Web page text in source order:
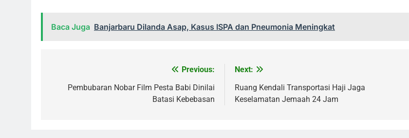
Baca Juga Banjarbaru Dilanda Asap, Kasus ISPA dan Pneumonia Meningkat
pos
Previous:
Pembubaran Nobar Film Pesta Babi Dinilai
Batasi Kebebasan
Next:
Ruang Kendali Transportasi Haji Jaga
Keselamatan Jemaah 24 Jam